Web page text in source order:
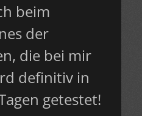
beim
der
die bei mir
definitiv in
getestet!